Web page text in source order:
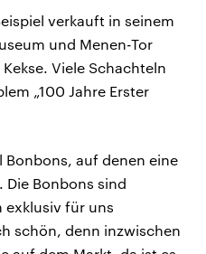
verkauft in seinem
und Menen-Tor
Viele Schachteln
„100 Jahre Erster
Bonbons, auf denen eine
Bonbons sind
exklusiv für uns
schön, denn inzwischen